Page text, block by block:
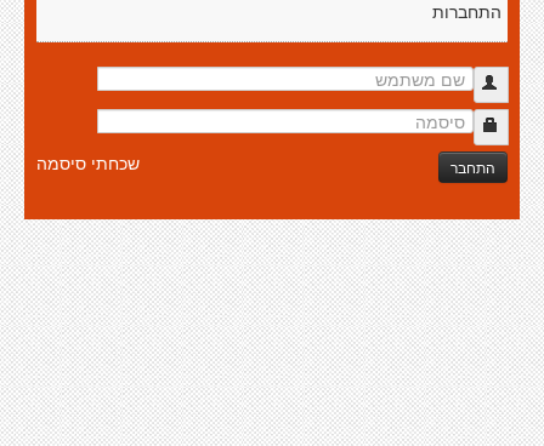
התחברות
התחבר שכחתי סיסמה